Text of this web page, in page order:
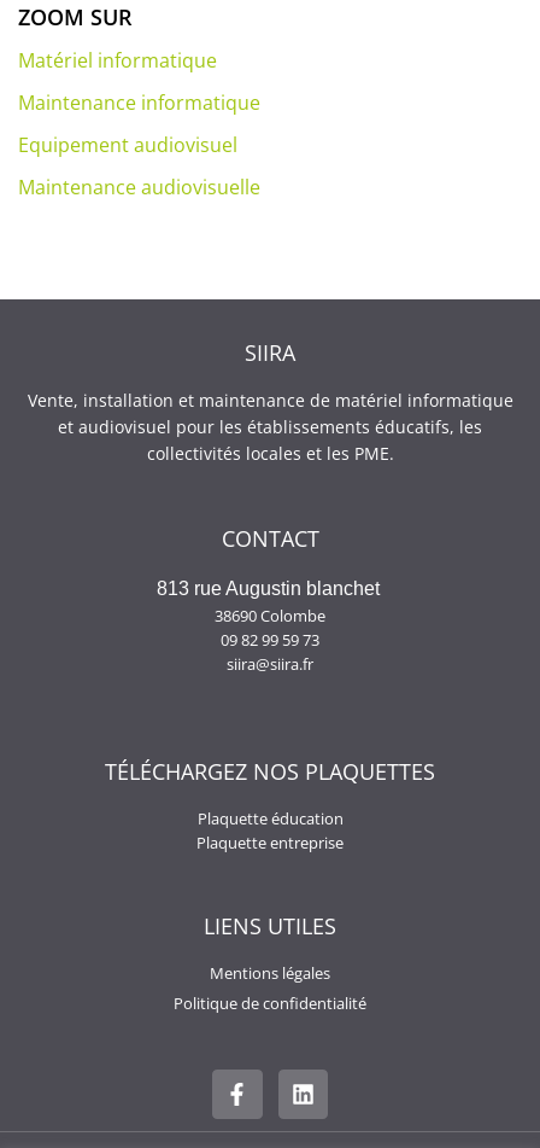
ZOOM SUR
Matériel informatique
Maintenance informatique
Equipement audiovisuel
Maintenance audiovisuelle
SIIRA
Vente, installation et maintenance de matériel informatique
et audiovisuel pour les établissements éducatifs, les
collectivités locales et les PME.
CONTACT
813 rue Augustin blanchet
38690 Colombe
09 82 99 59 73
siira@siira.fr
TÉLÉCHARGEZ NOS PLAQUETTES
Plaquette éducation
Plaquette entreprise
LIENS UTILES
Mentions légales
Politique de confidentialité